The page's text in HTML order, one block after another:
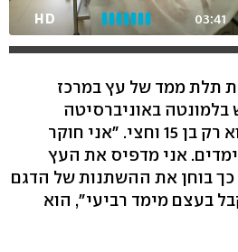
03:41
HD
תלת ממד של עץ במרכז
באוניברסיטה
העברית בירושלים, והוא רק בן 15 וחצי. "אני חוקר
אני מדפיס את העץ
בוחן את ההשתנות של הדגם
בעצם מימד רביעי", הוא